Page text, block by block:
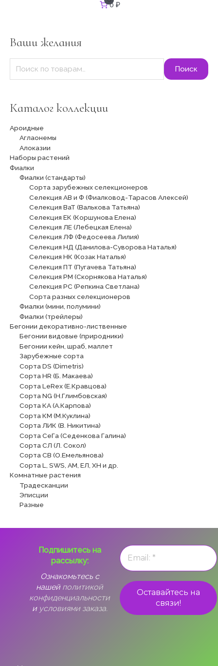
0 ₽
Ваши желания
ь
:
Поиск
Каталог коллекции
Ароидные
Аглаонемы
Алоказии
Наборы растений
Фиалки
Фиалки (стандарты)
Сорта зарубежных селекционеров
Селекция АВ и Ф (Фиалковод-Тарасов Алексей)
Селекция ВаТ (Валькова Татьяна)
Селекция ЕК (Коршунова Елена)
Селекция ЛЕ (Лебецкая Елена)
Селекция ЛФ (Федосеева Лилия)
Селекция НД (Данилова-Суворова Наталья)
Селекция НК (Козак Наталья)
Селекция ПТ (Пугачева Татьяна)
Селекция РМ (Скорнякова Наталья)
Селекция РС (Репкина Светлана)
Сорта разных селекционеров
Фиалки (мини, полумини)
Фиалки (трейлеры)
Бегонии декоративно-лиственные
Бегонии видовые (природники)
Бегонии кейн, шраб, маллет
Зарубежные сорта
Сорта DS (Dimetris)
Сорта HR (Б. Макаева)
Сорта LeRex (Е.Кравцова)
Сорта NG (Н.Глимбовская)
Сорта КА (А.Карпова)
Сорта КМ (М.Куклина)
Сорта ЛИК (В. Никитина)
Сорта СеГа (Седенкова Галина)
Сорта СЛ (Л. Сокол)
Сорта СВ (О.Емельянова)
Сорта L, SWS, АМ, ЕЛ, ХН и др.
Комнатные растения
Традесканции
Эписции
Разные
Подпишитесь на
рассылку:
Ознакомьтесь с
нашей политикой
конфиденциальности
и условиями заказа.